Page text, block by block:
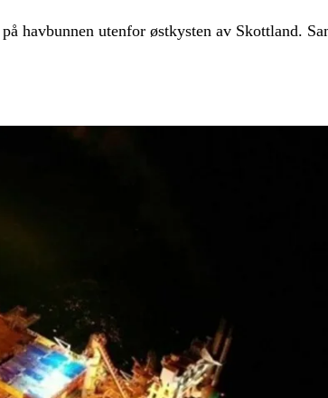
havbunnen utenfor østkysten av Skottland.